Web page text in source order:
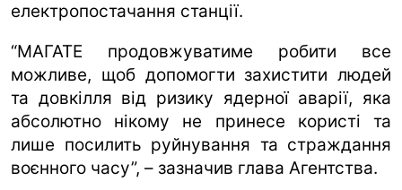
електропостачання станції.
“МАГАТЕ продовжуватиме робити все
можливе, щоб допомогти захистити людей
та довкілля від ризику ядерної аварії, яка
абсолютно нікому не принесе користі та
лише посилить руйнування та страждання
воєнного часу”, – зазначив глава Агентства.